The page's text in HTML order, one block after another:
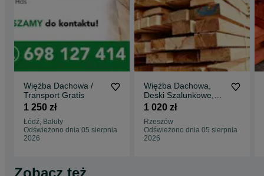
Więźba Dachowa /
Transport Gratis
1 250 zł
Łódź, Bałuty
Odświeżono dnia 05 sierpnia
2026
Więźba Dachowa,
Deski Szalunkowe,
Transport FREE/ HDS
1 020 zł
Rzeszów
Odświeżono dnia 05 sierpnia
2026
Zobacz też